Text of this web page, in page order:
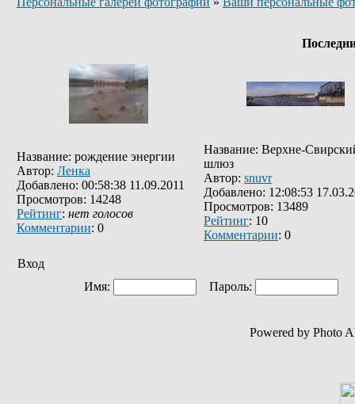
Название: рождение энергии
Автор: Ленка
Добавлено: 00:58:38 11.09.2011
Просмотров: 14248
Рейтинг: нет голосов
Комментарии: 0
Название: Верхне-
шлюз
Автор: snuvr
Добавлено: 12:08:53
Просмотров: 13489
Рейтинг: 10
Комментарии: 0
Вход
Имя:
Пароль:
Powered by Photo